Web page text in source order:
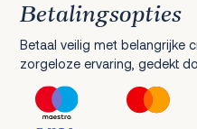
Betalingsopties
Betaal veilig met belangrijke
zorgeloze ervaring, gedekt